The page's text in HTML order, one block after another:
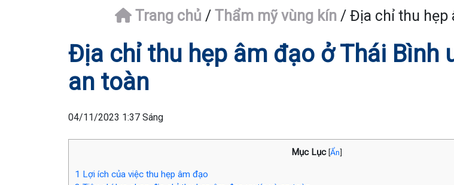
Trang chủ / Thẩm mỹ vùng kín/ Địa chỉ thu hẹp
Địa chỉ thu hẹp âm đạo ở Thái Bình
an toàn
04/11/2023 1:37 Sáng
Mục Lục [Ẩn]
1 Lợi ích của việc thu hẹp âm đạo